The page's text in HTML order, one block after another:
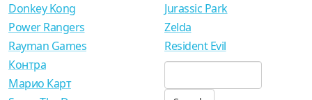
Donkey Kong
Power Rangers
Rayman Games
Jurassic Park
Zelda
Resident Evil
Контра
Марио Карт